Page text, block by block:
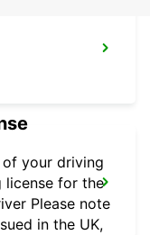
your driving
license for the
Please note
in the UK,